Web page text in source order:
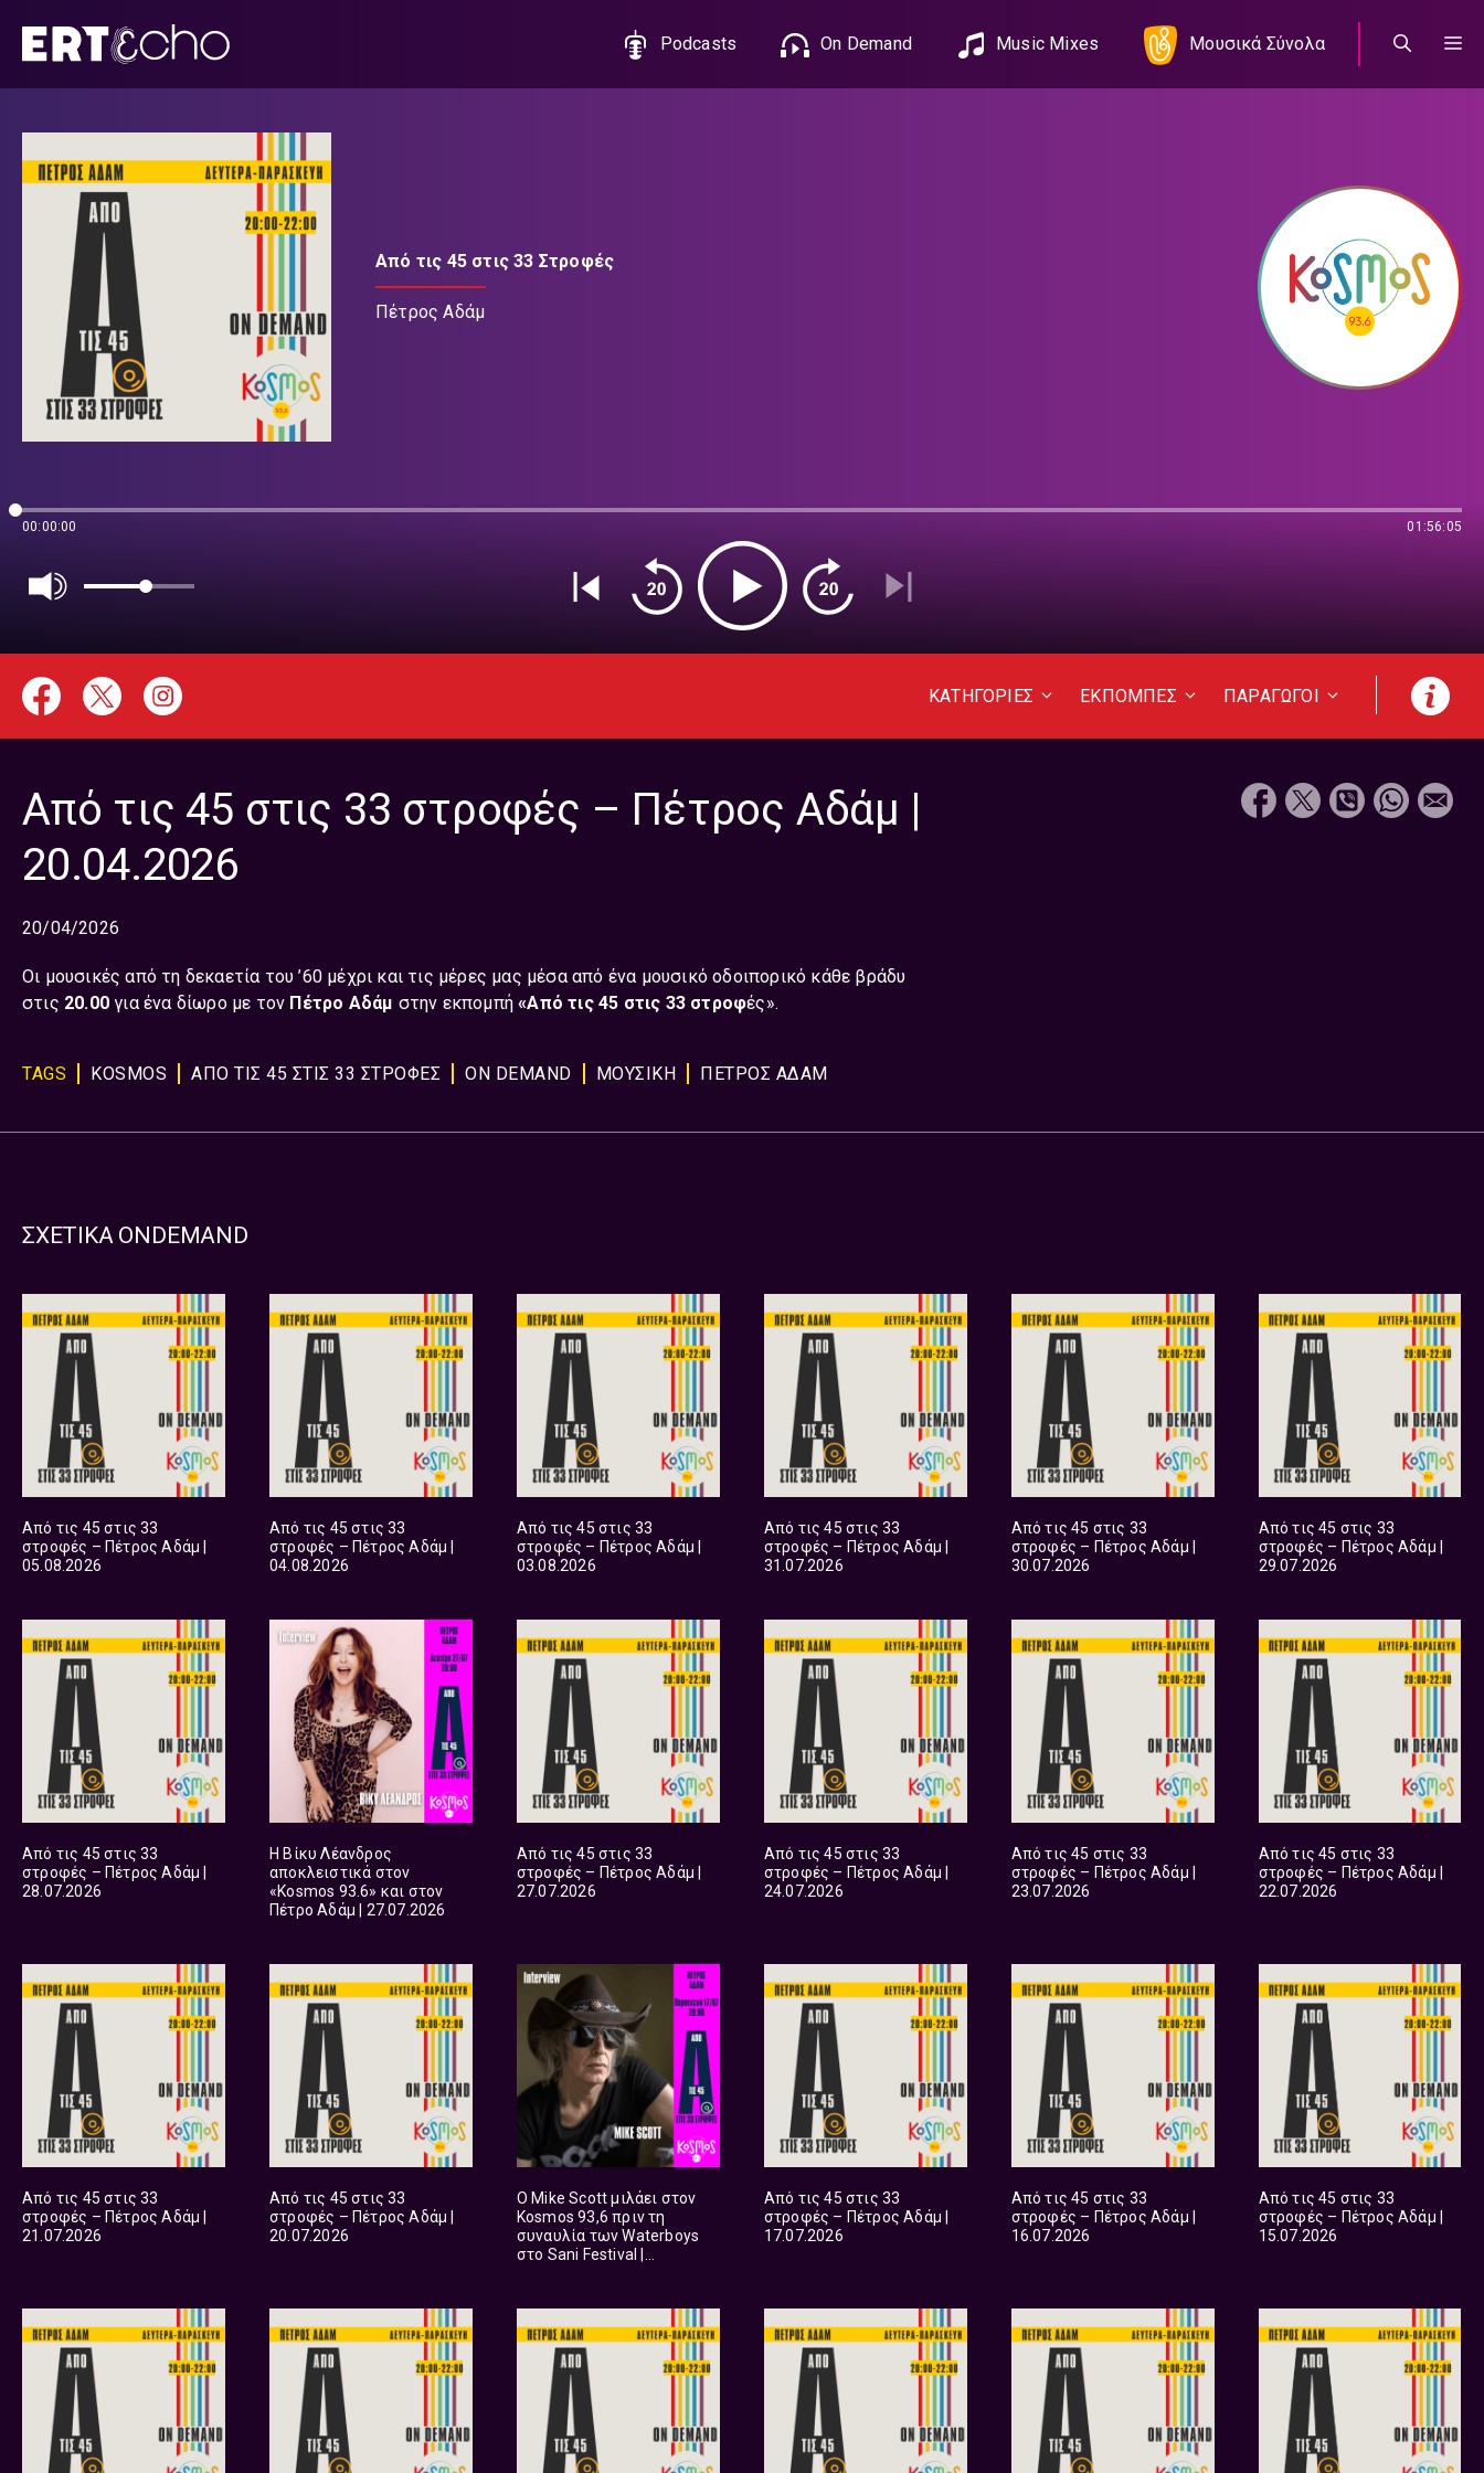
περιεχόμενο
Podcasts On Demand Music Mixes Μουσικά Σύνολα
Από τις 45 στις 33 Στροφές
Πέτρος Αδάμ
00:00:00 01:56:05
ΚΑΤΗΓΟΡΙΕΣ ΕΚΠΟΜΠΕΣ ΠΑΡΑΓΩΓΟΙ
Από τις 45 στις 33 στροφές – Πέτρος Αδάμ |
20.04.2026
20/04/2026
Οι μουσικές από τη δεκαετία του ’60 μέχρι και τις μέρες μας μέσα από ένα μουσικό οδοιπορικό κάθε βράδυ
στις 20.00 για ένα δίωρο με τον Πέτρο Αδάμ στην εκπομπή«Από τις 45 στις 33 στροφές».
TAGS KOSMOS ΑΠΟ ΤΙΣ 45 ΣΤΙΣ 33 ΣΤΡΟΦΕΣ ON DEMAND ΜΟΥΣΙΚΗ ΠΕΤΡΟΣ ΑΔΑΜ
ΣΧΕΤΙΚΑ ONDEMAND
Από τις 45 στις 33
στροφές – Πέτρος Αδάμ |
05.08.2026
Από τις 45 στις 33
στροφές – Πέτρος Αδάμ |
04.08.2026
Από τις 45 στις 33
στροφές – Πέτρος Αδάμ |
03.08.2026
Από τις 45 στις 33
στροφές – Πέτρος Αδάμ |
31.07.2026
Από τις 45 στις 33
στροφές – Πέτρος Αδάμ |
30.07.2026
Από τις 45 στις 33
στροφές – Πέτρος Αδάμ |
29.07.2026
Από τις 45 στις 33
στροφές – Πέτρος Αδάμ |
28.07.2026
Η Βίκυ Λέανδρος
αποκλειστικά στον
«Kosmos 93.6» και στον
Πέτρο Αδάμ | 27.07.2026
Από τις 45 στις 33
στροφές – Πέτρος Αδάμ |
27.07.2026
Από τις 45 στις 33
στροφές – Πέτρος Αδάμ |
24.07.2026
Από τις 45 στις 33
στροφές – Πέτρος Αδάμ |
23.07.2026
Από τις 45 στις 33
στροφές – Πέτρος Αδάμ |
22.07.2026
Από τις 45 στις 33
στροφές – Πέτρος Αδάμ |
21.07.2026
Από τις 45 στις 33
στροφές – Πέτρος Αδάμ |
20.07.2026
Ο Mike Scott μιλάει στον
Kosmos 93,6 πριν τη
συναυλία των Waterboys
στο Sani Festival |
Από τις 45 στις 33
στροφές – Πέτρος Αδάμ |
17.07.2026
Από τις 45 στις 33
στροφές – Πέτρος Αδάμ |
16.07.2026
Από τις 45 στις 33
στροφές – Πέτρος Αδάμ |
15.07.2026